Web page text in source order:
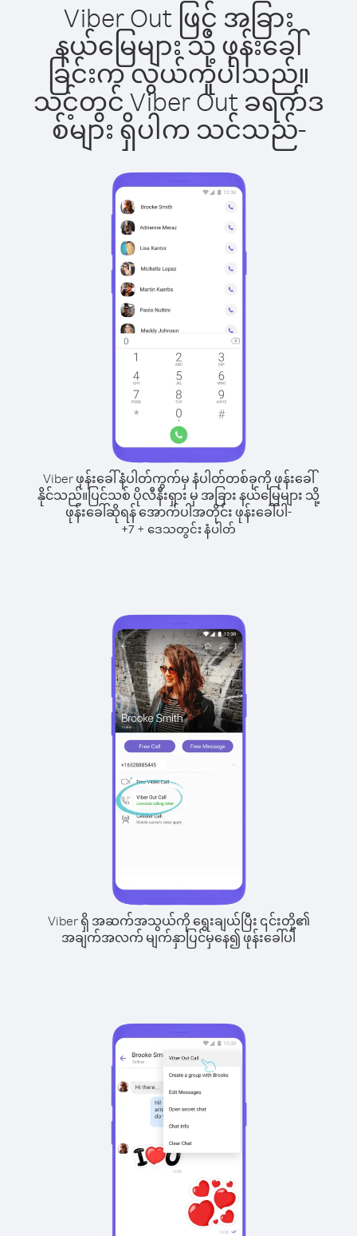
Viber Out ဖြင့် အခြား
နယ်မြေများ သို့ ဖုန်းခေါ်
ခြင်းက လွယ်ကူပါသည်။
သင့်တွင် Viber Out ခရက်ဒ
စ်များ ရှိပါက သင်သည်-
Viber ဖုန်းခေါ်နံပါတ်ကွက်မှ နံပါတ်တစ်ခုကို ဖုန်းခေါ်
နိုင်သည်။ ပြင်သစ် ပိုလီနီးရှား မှ အခြား နယ်မြေများ သို့
ဖုန်းခေါ်ဆိုရန် အောက်ပါအတိုင်း ဖုန်းခေါ်ပါ-
+7 + ဒေသတွင်း နံပါတ်
Viber ရှိ အဆက်အသွယ်ကို ရွေးချယ်ပြီး ၎င်းတို့၏
အချက်အလက် မျက်နှာပြင်မှနေ၍ ဖုန်းခေါ်ပါ